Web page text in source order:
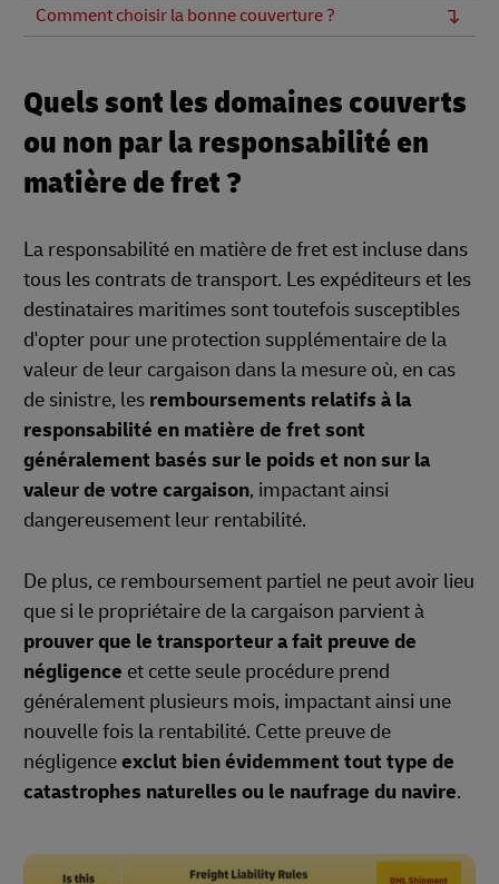
Comment choisir la bonne couverture ?
Quels sont les domaines couverts
ou non par la responsabilité en
matière de fret ?
La responsabilité en matière de fret est incluse dans
tous les contrats de transport. Les expéditeurs et les
destinataires maritimes sont toutefois susceptibles
d'opter pour une protection supplémentaire de la
valeur de leur cargaison dans la mesure où, en cas
de sinistre, les remboursements relatifs à la
responsabilité en matière de fret sont
généralement basés sur le poids et non sur la
valeur de votre cargaison, impactant ainsi
dangereusement leur rentabilité.
De plus, ce remboursement partiel ne peut avoir lieu
que si le propriétaire de la cargaison parvient à
prouver que le transporteur a fait preuve de
négligence et cette seule procédure prend
généralement plusieurs mois, impactant ainsi une
nouvelle fois la rentabilité. Cette preuve de
négligenceexclut bien évidemment tout type de
catastrophes naturelles ou le naufrage du navire.